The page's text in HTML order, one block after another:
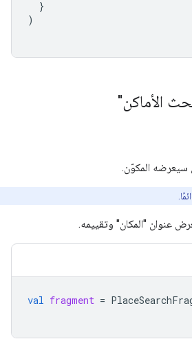
المكوّن.
"المكان" وتقييمه.
val fragment =